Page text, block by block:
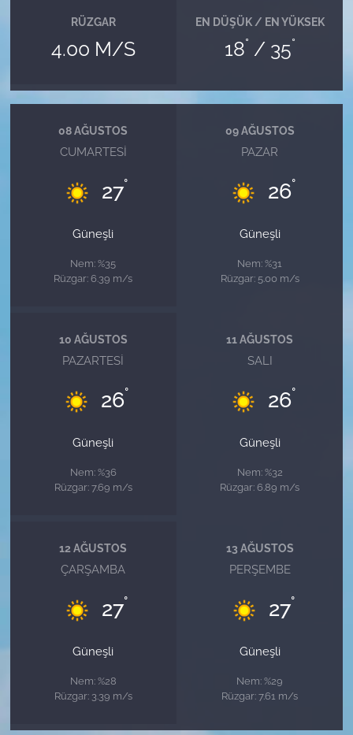
RÜZGAR
4.00 M/S
EN DÜŞÜK / EN YÜKSEK
18° / 35°
08 AĞUSTOS
CUMARTESI
27°
Güneşli
Nem: %35
Rüzgar: 6.39 m/s
09 AĞUSTOS
PAZAR
26°
Güneşli
Nem: %31
Rüzgar: 5.00 m/s
10 AĞUSTOS
PAZARTESI
26°
Güneşli
Nem: %36
Rüzgar: 7.69 m/s
11 AĞUSTOS
SALI
26°
Güneşli
Nem: %32
Rüzgar: 6.89 m/s
12 AĞUSTOS
ÇARŞAMBA
27°
Güneşli
Nem: %28
Rüzgar: 3.39 m/s
13 AĞUSTOS
PERŞEMBE
27°
Güneşli
Nem: %29
Rüzgar: 7.61 m/s